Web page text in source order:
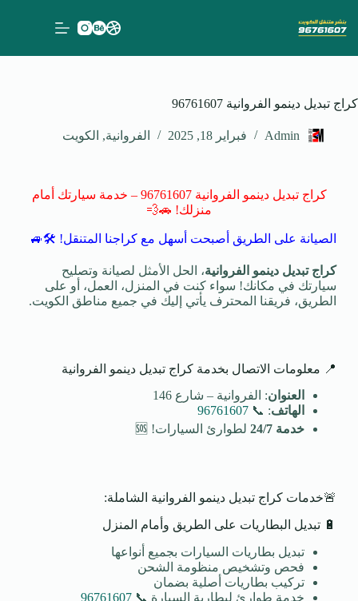
كراج تبديل دينمو الفروانية 96761607
Admin فبراير 18, 2025 الفروانية, الكويت
كراج تبديل دينمو الفروانية 96761607 – خدمة سيارتك أمام
منزلك! 🚗💨
الصيانة على الطريق أصبحت أسهل مع كراجنا المتنقل! 🛠️🚙
كراج تبديل دينمو الفروانية، الحل الأمثل لصيانة وتصليح
سيارتك في مكانك! سواء كنت في المنزل، العمل، أو على
الطريق، فريقنا المحترف يأتي إليك في جميع مناطق الكويت.
📍 معلومات الاتصال بخدمة كراج تبديل دينمو الفروانية
العنوان: الفروانية – شارع 146
الهاتف: 📞
96761607
خدمة 24/7
لطوارئ السيارات! 🆘
🚨خدمات كراج تبديل دينمو الفروانية الشاملة:
🔋 تبديل البطاريات على الطريق وأمام المنزل
تبديل بطاريات السيارات بجميع أنواعها
فحص وتشخيص منظومة الشحن
تركيب بطاريات أصلية بضمان
خدمة طوارئ لبطارية السيارة 📞 96761607